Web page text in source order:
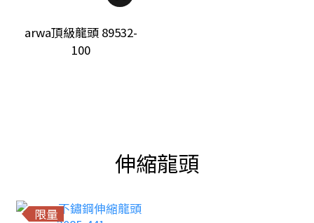
arwa頂級龍頭 89532-
100
伸縮龍頭
限量